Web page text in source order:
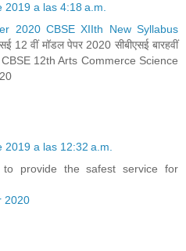
2019 a las 4:18 a.m.
2020 CBSE XIIth New Syllabus
12 वीं मॉडल पेपर 2020 सीबीएसई बारहवीं
CBSE 12th Arts Commerce Science
2019 a las 12:32 a.m.
provide the safest service for
2020